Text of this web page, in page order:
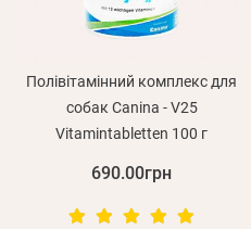
Полівітамінний комплекс для
собак Canina - V25
Vitamintabletten 100 г
690.00грн